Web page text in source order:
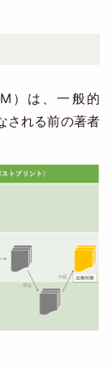
）は、一般的
される前の著者